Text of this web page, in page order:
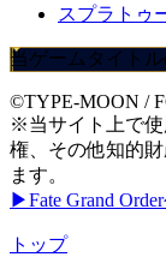
スプラトゥ
当ゲームタイト
©TYPE-MOON /
※当サイト上で使
権、その他知的
ます。
▶Fate Grand
トップ